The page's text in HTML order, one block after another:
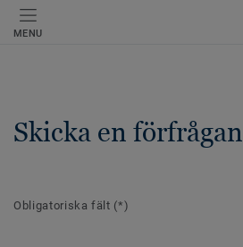
MENU
Skicka en förfrågan
Obligatoriska fält (*)